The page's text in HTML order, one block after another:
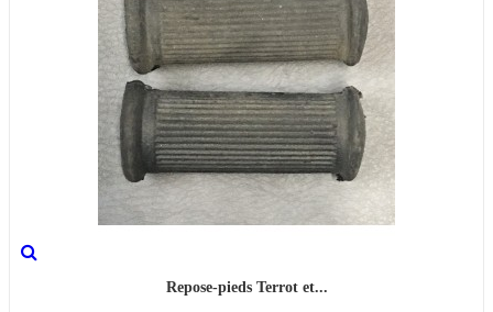
Repose-pieds Terrot et...